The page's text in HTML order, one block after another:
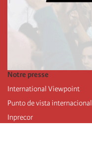
Notre presse
International Viewpoint
Punto de vista internacional
Inprecor